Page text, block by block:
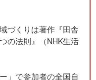
づくりは著作『田舎
の法則』（NHK生活
」で参加者の全国自